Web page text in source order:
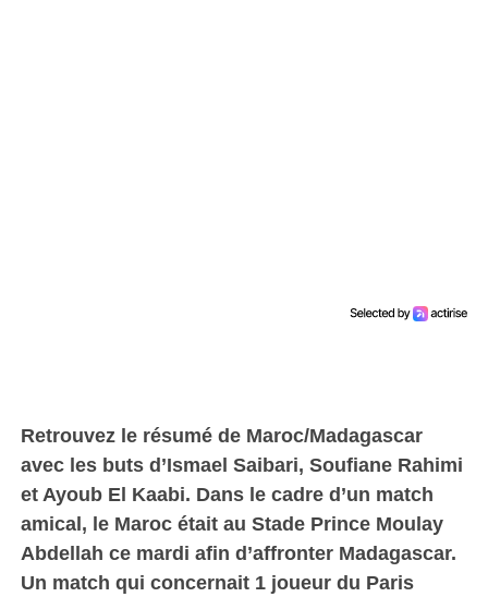
Retrouvez le résumé de Maroc/Madagascar
avec les buts d’Ismael Saibari, Soufiane Rahimi
et Ayoub El Kaabi. Dans le cadre d’un match
amical, le Maroc était au Stade Prince Moulay
Abdellah ce mardi afin d’affronter Madagascar.
Un match qui concernait 1 joueur du Paris